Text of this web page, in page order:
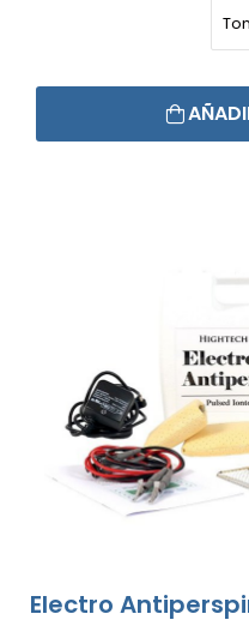
Electro